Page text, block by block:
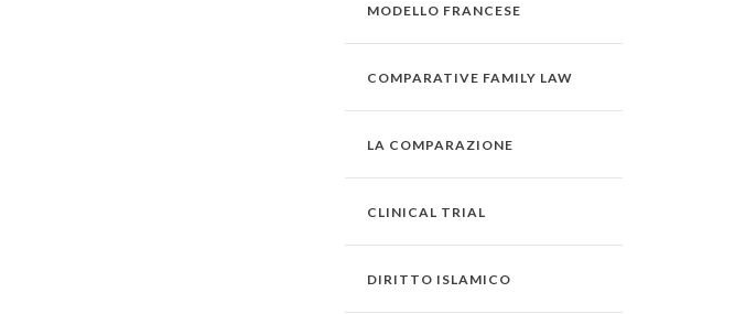
MODELLO FRANCESE
COMPARATIVE FAMILY LAW
LA COMPARAZIONE
CLINICAL TRIAL
DIRITTO ISLAMICO